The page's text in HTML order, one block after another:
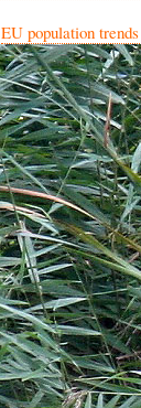
EU population